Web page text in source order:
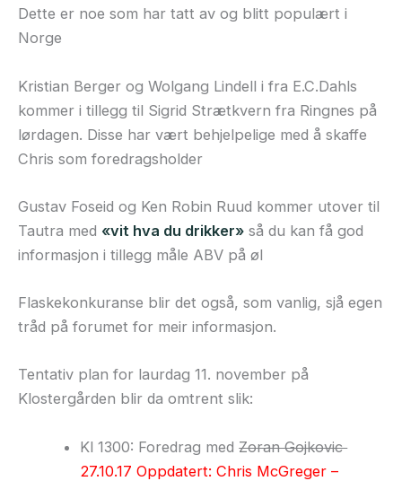
Dette er noe som har tatt av og blitt populært i
Norge
Kristian Berger og Wolgang Lindell i fra E.C.Dahls
kommer i tillegg til Sigrid Strætkvern fra Ringnes på
lørdagen. Disse har vært behjelpelige med å skaffe
Chris som foredragsholder
Gustav Foseid og Ken Robin Ruud kommer utover til
Tautra med «vit hva du drikker» så du kan få god
informasjon i tillegg måle ABV på øl
Flaskekonkuranse blir det også, som vanlig, sjå egen
tråd på forumet for meir informasjon.
Tentativ plan for laurdag 11. november på
Klostergården blir da omtrent slik:
Kl 1300: Foredrag medZoran Gojkovic
27.10.17 Oppdatert: Chris McGreger –